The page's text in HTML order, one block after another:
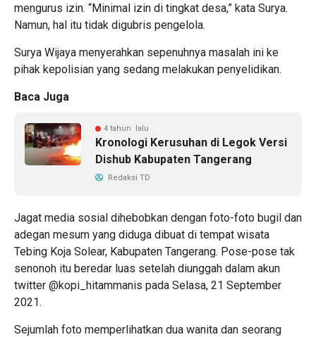
mengurus izin. “Minimal izin di tingkat desa,” kata Surya.
Namun, hal itu tidak digubris pengelola.
Surya Wijaya menyerahkan sepenuhnya masalah ini ke
pihak kepolisian yang sedang melakukan penyelidikan.
Baca Juga
4 tahun lalu
Kronologi Kerusuhan di Legok Versi
Dishub Kabupaten Tangerang
Redaksi TD
Jagat media sosial dihebobkan dengan foto-foto bugil dan
adegan mesum yang diduga dibuat di tempat wisata
Tebing Koja Solear, Kabupaten Tangerang. Pose-pose tak
senonoh itu beredar luas setelah diunggah dalam akun
twitter @kopi_hitammanis pada Selasa, 21 September
2021.
Sejumlah foto memperlihatkan dua wanita dan seorang